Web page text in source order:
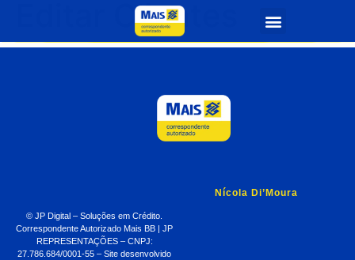
Editar Clientes
© JP Digital – Soluções em Crédito.
Correspondente Autorizado Mais BB | JP
REPRESENTAÇÕES – CNPJ:
27.786.684/0001-55 – Site desenvolvido
Nícola Di’Moura